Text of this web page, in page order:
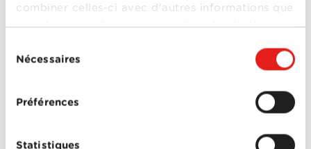
combiner celles-ci avec d'autres informations que
duNécessaires
Préférences
Statistiques
Mobile